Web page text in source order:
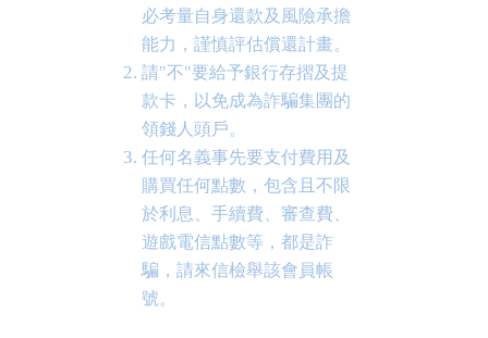
必考量自身還款及風險承擔
能力，謹慎評估償還計畫。
請"不"要給予銀行存摺及提
款卡，以免成為詐騙集團的
領錢人頭戶。
任何名義事先要支付費用及
購買任何點數，包含且不限
於利息、手續費、審查費、
遊戲電信點數等，都是詐
騙，請來信檢舉該會員帳
號。